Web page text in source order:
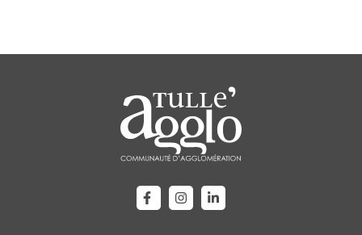
Lien vers le compte Facebook
Lien vers le compte Instagram
Lien vers le compte